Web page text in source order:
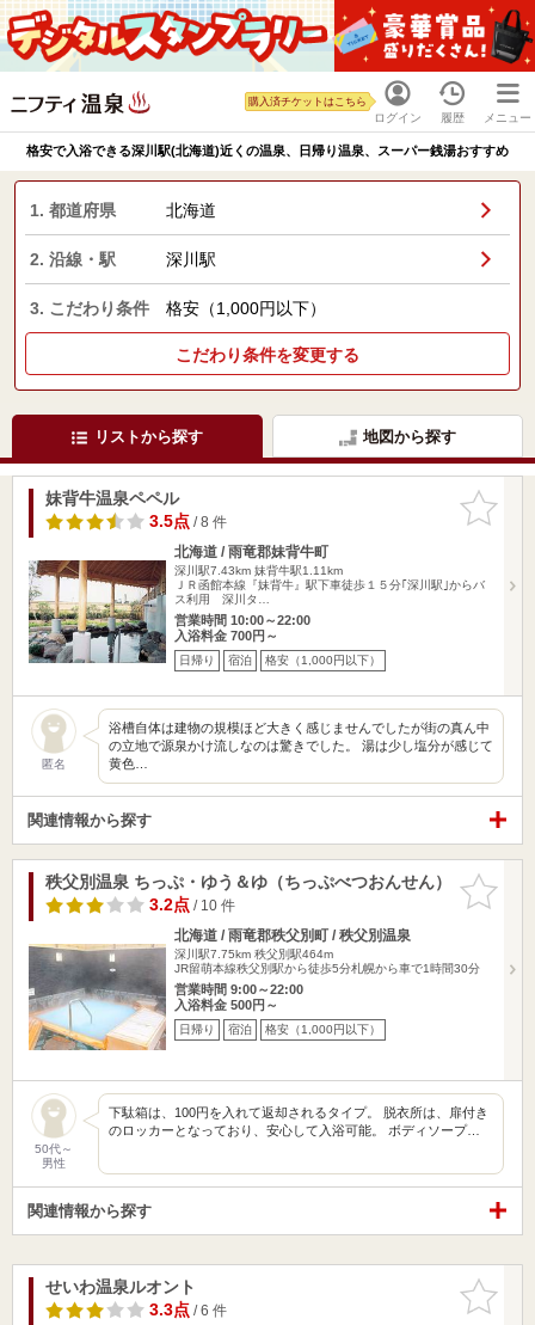
ログイン
購入済チケットはこちら
履歴 メニュー
格安で入浴できる深川駅(北海道)近くの温泉、日帰り温泉、スーパー銭湯おすすめ
1. 都道府県 北海道
2. 沿線・駅 深川駅
3. こだわり条件 格安（1,000円以下）
こだわり条件を変更する
リストから探す 地図から探す
お気に入
りに追加
妹背牛温泉ペペル
3.5点/ 8 件
北海道 / 雨竜郡妹背牛町
深川駅7.43km 妹背牛駅1.11km
ＪＲ函館本線『妹背牛』駅下車徒歩１５分｢深川駅｣からバ
ス利用 深川タ…
営業時間 10:00～22:00
入浴料金 700円～
日帰り 宿泊 格安（1,000円以下）
匿名
浴槽自体は建物の規模ほど大きく感じませんでしたが街の真ん中
の立地で源泉かけ流しなのは驚きでした。 湯は少し塩分が感じて
黄色…
関連情報から探す
お気に入
りに追加
秩父別温泉 ちっぷ・ゆう＆ゆ（ちっぷべつおんせん）
3.2点/ 10 件
北海道 / 雨竜郡秩父別町 / 秩父別温泉
深川駅7.75km 秩父別駅464m
JR留萌本線秩父別駅から徒歩5分札幌から車で1時間30分
営業時間 9:00～22:00
入浴料金 500円～
日帰り 宿泊 格安（1,000円以下）
50代～
男性
下駄箱は、100円を入れて返却されるタイプ。 脱衣所は、扉付き
のロッカーとなっており、安心して入浴可能。 ボディソープ…
関連情報から探す
お気に入
りに追加
せいわ温泉ルオント
3.3点/ 6 件